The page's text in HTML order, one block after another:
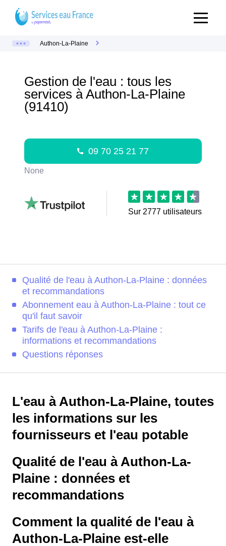
Authon-La-Plaine
Gestion de l'eau : tous les
services à Authon-La-Plaine
(91410)
09 70 25 21 77
None
Sur 2777 utilisateurs
Qualité de l'eau à Authon-La-Plaine : données
et recommandations
Abonnement eau à Authon-La-Plaine : tout ce
qu'il faut savoir
Tarifs de l'eau à Authon-La-Plaine :
informations et recommandations
Questions réponses
L'eau à Authon-La-Plaine, toutes
les informations sur les
fournisseurs et l'eau potable
Qualité de l'eau à Authon-La-
Plaine : données et
recommandations
Comment la qualité de l'eau à
Authon-La-Plaine est-elle